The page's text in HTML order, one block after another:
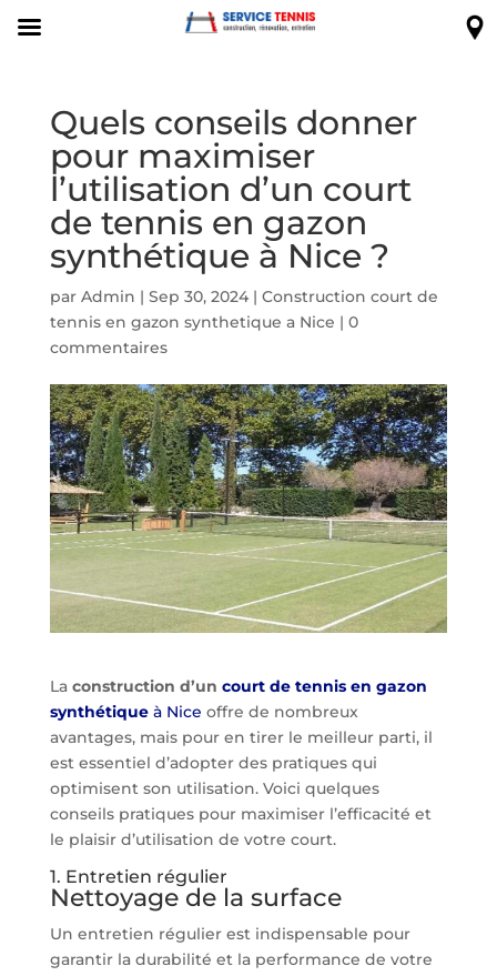
Quels conseils donner
pour maximiser
l’utilisation d’un court
de tennis en gazon
synthétique à Nice ?
par Admin | Sep 30, 2024| Construction court de
tennis en gazon synthetique a Nice | 0
commentaires
La construction d’un court de tennis en gazon
synthétiqueà Nice offre de nombreux
avantages, mais pour en tirer le meilleur parti, il
est essentiel d’adopter des pratiques qui
optimisent son utilisation. Voici quelques
conseils pratiques pour maximiser l’efficacité et
le plaisir d’utilisation de votre court.
1. Entretien régulier
Nettoyage de la surface
Un entretien régulier est indispensable pour
garantir la durabilité et la performance de votre